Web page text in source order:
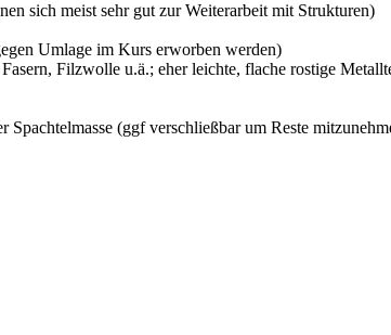
sich meist sehr gut zur Weiterarbeit mit Strukturen)
Umlage im Kurs erworben werden)
Filzwolle u.ä.; eher leichte, flache rostige
(ggf verschließbar um Reste